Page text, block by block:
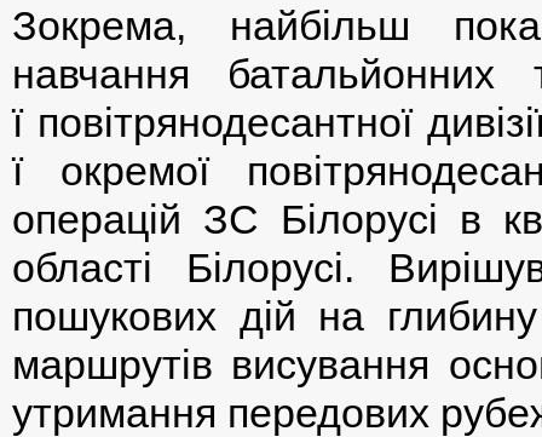
Зокрема, найбільш
навчання
ї повітрянодесантної
ї окремої
операцій ЗС Білорусі в
області Білорусі.
пошукових дій на
маршрутів висування
утримання передових